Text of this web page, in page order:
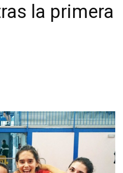
la primera